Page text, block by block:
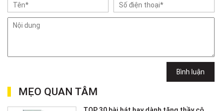
Bình luận
MẸO QUAN TÂM